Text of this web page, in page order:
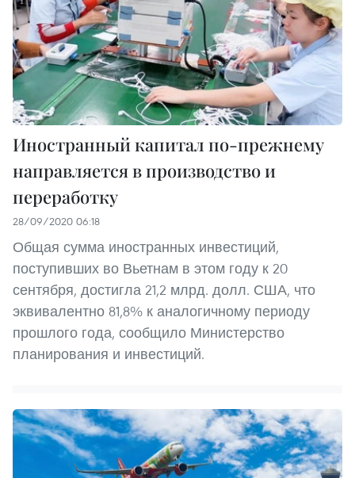
Иностранный капитал по-прежнему
направляется в производство и
переработку
28/09/2020 06:18
Общая сумма иностранных инвестиций,
поступивших во Вьетнам в этом году к 20
сентября, достигла 21,2 млрд. долл. США, что
эквивалентно 81,8% к аналогичному периоду
прошлого года, сообщило Министерство
планирования и инвестиций.